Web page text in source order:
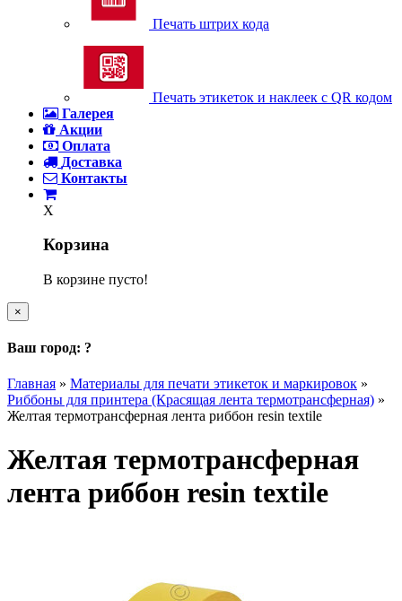
Печать штрих кода
Печать этикеток и наклеек с QR кодом
Галерея
Акции
Оплата
Доставка
Контакты
X
Корзина
В корзине пусто!
×
Ваш город: ?
Главная » Материалы для печати этикеток и маркировок »
Риббоны для принтера (Красящая лента термотрансферная) »
Желтая термотрансферная лента риббон resin textile
Желтая термотрансферная
лента риббон resin textile